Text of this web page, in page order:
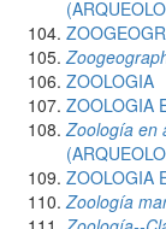
ZOOLOGIA
ZOOLOGIA
Zoología en
ZOOLOGIA
Zoología